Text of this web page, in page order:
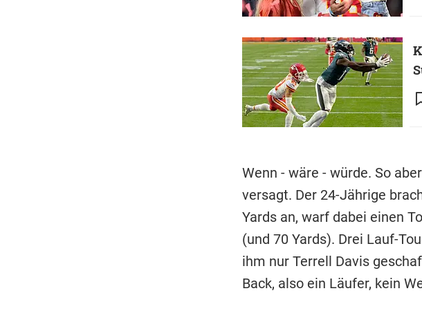
Wenn - wäre - würde. So
versagt. Der 24-Jährige
Yards an, warf dabei einen
(und 70 Yards). Drei Lauf-
ihm nur Terrell Davis
Back, also ein Läufer, kein